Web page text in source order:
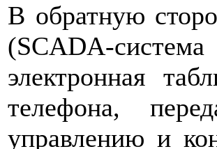
В обратную
(SCADA-
электронная
телефона,
управлению и